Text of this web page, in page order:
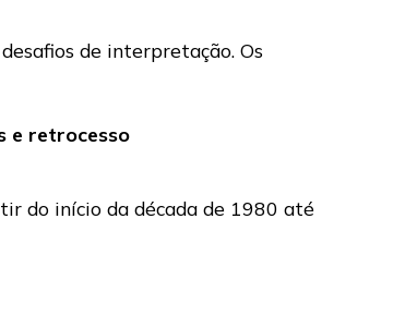
de interpretação. Os
e retrocesso
do início da década de 1980 até